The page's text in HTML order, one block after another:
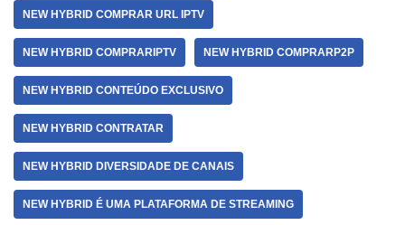
NEW HYBRID COMPRAR URL IPTV
NEW HYBRID COMPRARIPTV NEW HYBRID COMPRARP2P
NEW HYBRID CONTEÚDO EXCLUSIVO
NEW HYBRID CONTRATAR
NEW HYBRID DIVERSIDADE DE CANAIS
NEW HYBRID É UMA PLATAFORMA DE STREAMING